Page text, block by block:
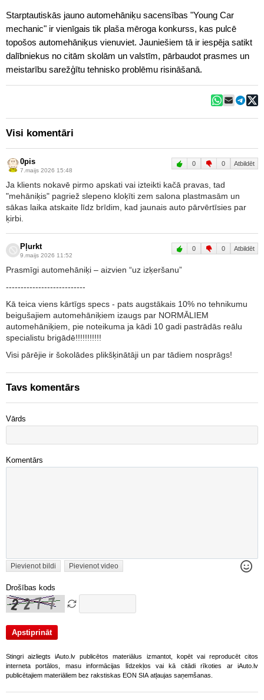
Starptautiskās jauno automehāniķu sacensības "Young Car
mechanic" ir vienīgais tik plaša mēroga konkurss, kas pulcē
topošos automehāniķus vienuviet. Jauniešiem tā ir iespēja satikt
dalībniekus no citām skolām un valstīm, pārbaudot prasmes un
meistarību sarežģītu tehnisko problēmu risināšanā.
Visi komentāri
0pis
7.maijs 2026 15:48
0 0 Atbildēt
Ja klients nokavē pirmo apskati vai izteikti kačā pravas, tad
"mehāniķis" pagriež slepeno kloķīti zem salona plastmasām un
sākas laika atskaite līdz brīdim, kad jaunais auto pārvērtīsies par
ķirbi.
Pļurkt
9.maijs 2026 11:52
0 0 Atbildēt
Prasmīgi automehāniķi – aizvien “uz izķeršanu”
---------------------------
Kā teica viens kārtīgs specs - pats augstākais 10% no tehnikumu
beigušajiem automehāniķiem izaugs par NORMĀLIEM
automehāniķiem, pie noteikuma ja kādi 10 gadi pastrādās reālu
specialistu brigādē!!!!!!!!!!!
Visi pārējie ir šokolādes plikšķinātāji un par tādiem nosprāgs!
Tavs komentārs
Vārds
Komentārs
Pievienot bildi Pievienot video
Drošības kods
Stingri aizliegts iAuto.lv publicētos materiālus izmantot, kopēt vai reproducēt citos
interneta portālos, masu informācijas līdzekļos vai kā citādi rīkoties ar iAuto.lv
publicētajiem materiāliem bez rakstiskas EON SIA atļaujas saņemšanas.